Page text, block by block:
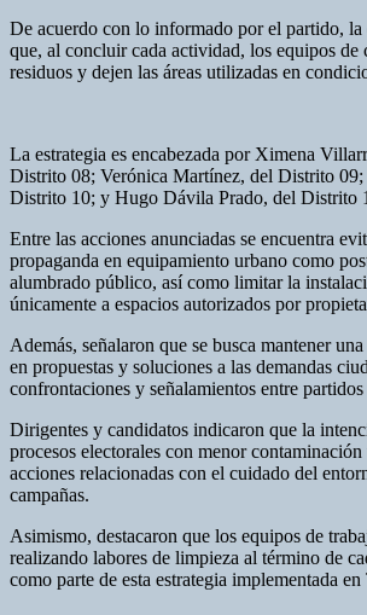
De acuerdo con lo informado por el partido,
que, al concluir cada actividad, los equipos de
residuos y dejen las áreas utilizadas en
La estrategia es encabezada por Ximena
Distrito 08; Verónica Martínez, del Distrito
Distrito 10; y Hugo Dávila Prado, del Distrito
Entre las acciones anunciadas se encuentra
propaganda en equipamiento urbano como
alumbrado público, así como limitar la
únicamente a espacios autorizados por
Además, señalaron que se busca mantener
en propuestas y soluciones a las demandas
confrontaciones y señalamientos entre
Dirigentes y candidatos indicaron que la
procesos electorales con menor
acciones relacionadas con el cuidado del
campañas.
Asimismo, destacaron que los equipos de
realizando labores de limpieza al término de
como parte de esta estrategia implementada en